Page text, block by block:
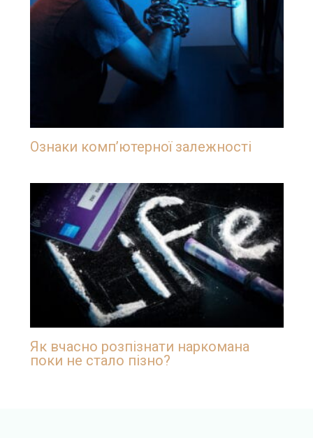
Ознаки комп’ютерної залежності
Як вчасно розпізнати наркомана
поки не стало пізно?